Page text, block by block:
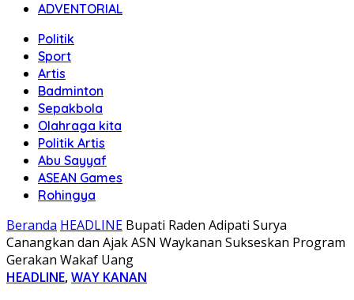
ADVENTORIAL
Politik
Sport
Artis
Badminton
Sepakbola
Olahraga kita
Politik Artis
Abu Sayyaf
ASEAN Games
Rohingya
Beranda HEADLINE Bupati Raden Adipati Surya
Canangkan dan Ajak ASN Waykanan Sukseskan Program
Gerakan Wakaf Uang
HEADLINE,WAY KANAN